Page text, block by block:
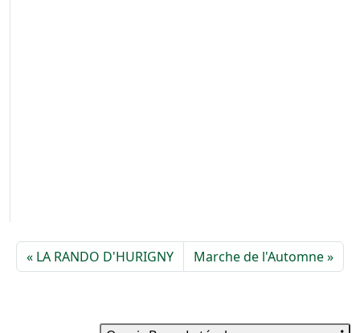
LA RANDO D'HURIGNY Marche de l'Automne